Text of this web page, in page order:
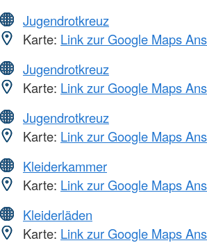
Jugendrotkreuz
Karte: Link zur Google Maps
Jugendrotkreuz
Karte: Link zur Google Maps
Jugendrotkreuz
Karte: Link zur Google Maps
Kleiderkammer
Karte: Link zur Google Maps
Kleiderläden
Karte: Link zur Google Maps